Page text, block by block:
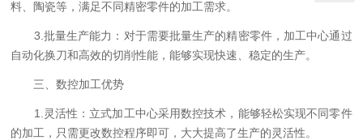
料、陶瓷等，满足不同精密零件的加工需求。
3.批量生产能力：对于需要批量生产的精密零件，加工中心通过
自动化换刀和高效的切削性能，能够实现快速、稳定的生产。
三、数控加工优势
1.灵活性：立式加工中心采用数控技术，能够轻松实现不同零件
的加工，只需更改数控程序即可，大大提高了生产的灵活性。